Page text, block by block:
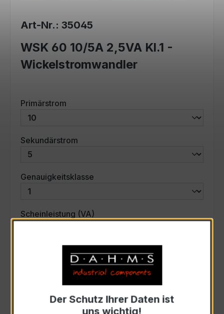
Art-Nr.: 35045
WSK 60 10/5A 2,5VA Kl.1 -
Wickelstromwandler
Primärstrom
Sekundärstrom
Genauigkeitsklasse
Scheinleistung (VA)
Auswahl zurücksetzen
35045
Der Schutz Ihrer Daten ist
uns wichtig!